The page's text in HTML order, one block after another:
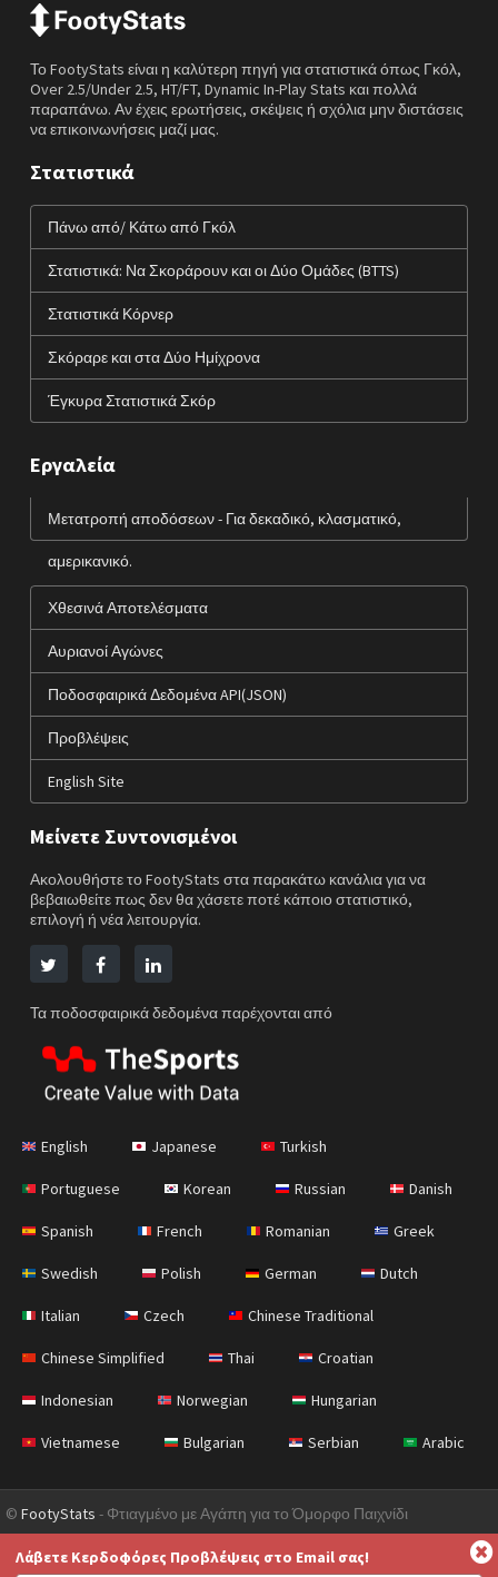
Το FootyStats είναι η καλύτερη πηγή για στατιστικά όπως Γκόλ,
Over 2.5/Under 2.5, HT/FT, Dynamic In-Play Stats και πολλά
παραπάνω. Αν έχεις ερωτήσεις, σκέψεις ή σχόλια μην διστάσεις
να επικοινωνήσεις μαζί μας.
Στατιστικά
Πάνω από/ Κάτω από Γκόλ
Στατιστικά: Να Σκοράρουν και οι Δύο Ομάδες (BTTS)
Στατιστικά Κόρνερ
Σκόραρε και στα Δύο Ημίχρονα
Έγκυρα Στατιστικά Σκόρ
Εργαλεία
Μετατροπή αποδόσεων - Για δεκαδικό, κλασματικό,
αμερικανικό.
Χθεσινά Αποτελέσματα
Αυριανοί Αγώνες
Ποδοσφαιρικά Δεδομένα API(JSON)
Προβλέψεις
English Site
Μείνετε Συντονισμένοι
Ακολουθήστε το FootyStats στα παρακάτω κανάλια για να
βεβαιωθείτε πως δεν θα χάσετε ποτέ κάποιο στατιστικό,
επιλογή ή νέα λειτουργία.
Τα ποδοσφαιρικά δεδομένα παρέχονται από
English Japanese Turkish
Portuguese Korean Russian Danish
Spanish French Romanian Greek
Swedish Polish German Dutch
Italian Czech Chinese Traditional
Chinese Simplified Thai Croatian
Indonesian Norwegian Hungarian
Vietnamese Bulgarian Serbian Arabic
© FootyStats - Φτιαγμένο με Αγάπη για το Όμορφο Παιχνίδι
Επικοινωνήστε Μαζί Μας
Σχετικά με εμάς
Πολιτική Απορρήτου
Λάβετε Κερδοφόρες Προβλέψεις στο Email σας!